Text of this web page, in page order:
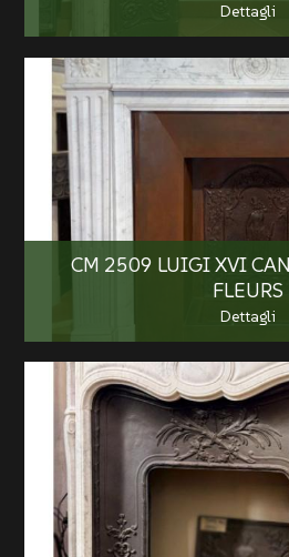
Dettagli
CM 2509 LUIGI XVI
FLEURS
Dettagli